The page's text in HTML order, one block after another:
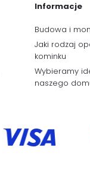
Informacje
Budowa i
Jaki rodzaj
kominku
Wybieramy
naszego